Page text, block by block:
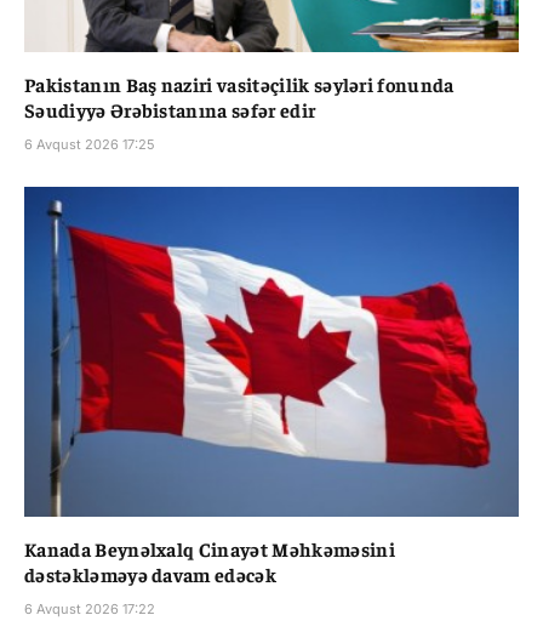
Pakistanın Baş naziri vasitəçilik səyləri fonunda
Səudiyyə Ərəbistanına səfər edir
6 Avqust 2026 17:25
Kanada Beynəlxalq Cinayət Məhkəməsini
dəstəkləməyə davam edəcək
6 Avqust 2026 17:22